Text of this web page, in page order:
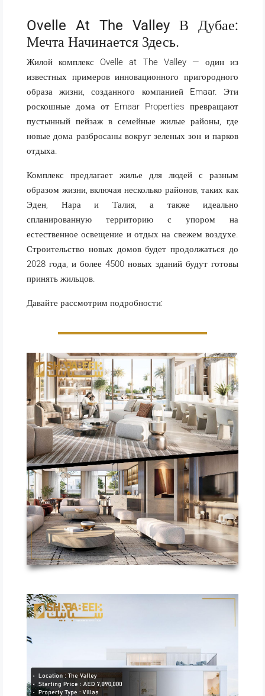
Ovelle At The Valley В Дубае:
Мечта Начинается Здесь.
Жилой комплекс Ovelle at The Valley — один из
известных примеров инновационного пригородного
образа жизни, созданного компанией Emaar. Эти
роскошные дома от Emaar Properties превращают
пустынный пейзаж в семейные жилые районы, где
новые дома разбросаны вокруг зеленых зон и парков
отдыха.
Комплекс предлагает жилье для людей с разным
образом жизни, включая несколько районов, таких как
Эден, Нара и Талия, а также идеально
спланированную территорию с упором на
естественное освещение и отдых на свежем воздухе.
Строительство новых домов будет продолжаться до
2028 года, и более 4500 новых зданий будут готовы
принять жильцов.
Давайте рассмотрим подробности: